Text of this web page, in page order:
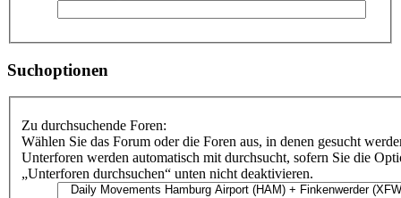
Suchoptionen
Zu durchsuchende Foren:
Wählen Sie das Forum oder die Foren aus, in denen gesucht
Unterforen werden automatisch mit durchsucht, sofern Sie die
„Unterforen durchsuchen“ unten nicht deaktivieren.